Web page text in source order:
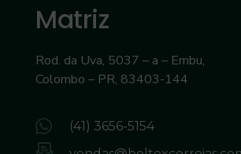
Matriz
Rod. da Uva, 5037 – a – Embu,
Colombo – PR, 83403-144
(41) 3656-5154